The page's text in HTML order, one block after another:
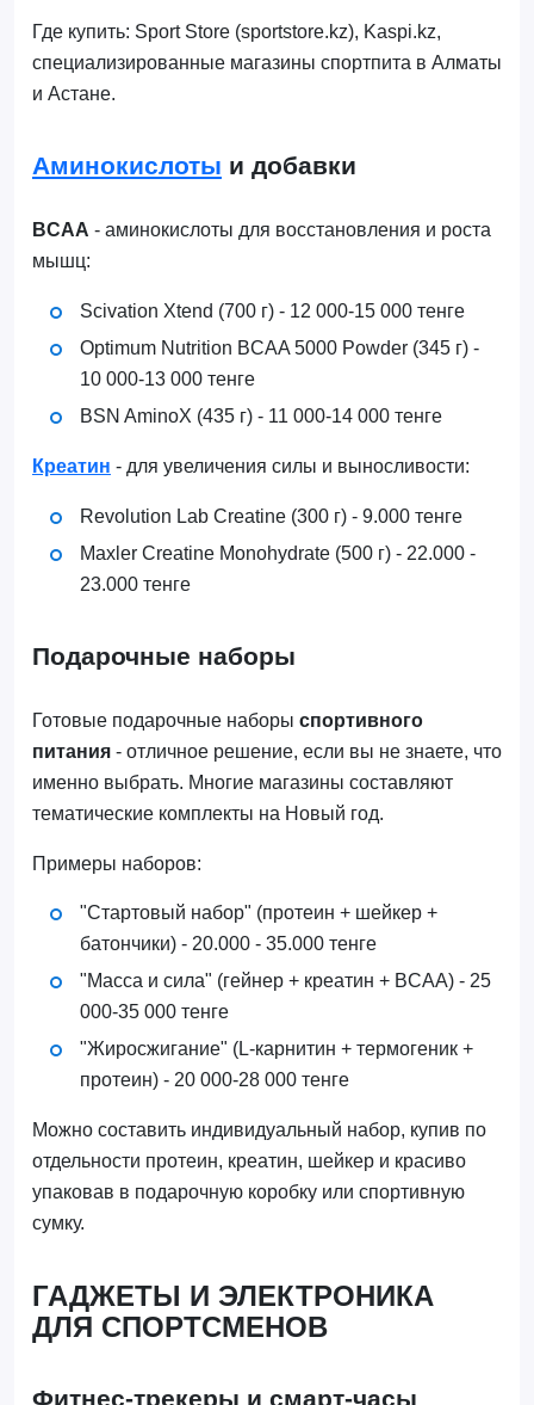
Где купить: Sport Store (sportstore.kz), Kaspi.kz,
специализированные магазины спортпита в Алматы
и Астане.
Аминокислоты и добавки
BCAA - аминокислоты для восстановления и роста
мышц:
Scivation Xtend (700 г) - 12 000-15 000 тенге
Optimum Nutrition BCAA 5000 Powder (345 г) -
10 000-13 000 тенге
BSN AminoX (435 г) - 11 000-14 000 тенге
Креатин - для увеличения силы и выносливости:
Revolution Lab Creatine (300 г) - 9.000 тенге
Maxler Creatine Monohydrate (500 г) - 22.000 -
23.000 тенге
Подарочные наборы
Готовые подарочные наборы спортивного
питания- отличное решение, если вы не знаете, что
именно выбрать. Многие магазины составляют
тематические комплекты на Новый год.
Примеры наборов:
"Стартовый набор" (протеин + шейкер +
батончики) - 20.000 - 35.000 тенге
"Масса и сила" (гейнер + креатин + BCAA) - 25
000-35 000 тенге
"Жиросжигание" (L-карнитин + термогеник +
протеин) - 20 000-28 000 тенге
Можно составить индивидуальный набор, купив по
отдельности протеин, креатин, шейкер и красиво
упаковав в подарочную коробку или спортивную
сумку.
ГАДЖЕТЫ И ЭЛЕКТРОНИКА
ДЛЯ СПОРТСМЕНОВ
Фитнес-трекеры и смарт-часы